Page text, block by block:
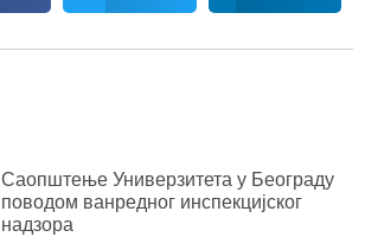
Саопштење Универзитета у Београду
поводом ванредног инспекцијског
надзора